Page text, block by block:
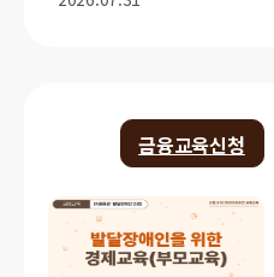
금융교육신청
금융교육신청